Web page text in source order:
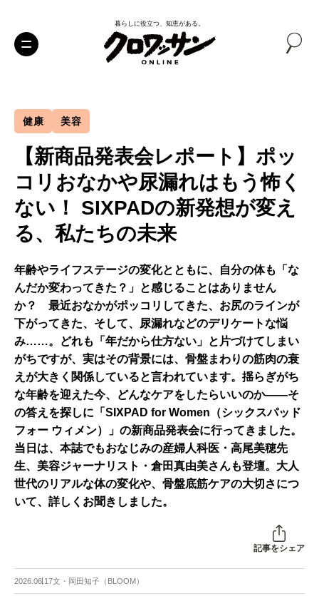
暮らしに役立つ、知恵がある。
健康 美容
【新商品発表会レポート】ポッ
コリおなかや尿漏れはもう怖く
ない！ SIXPADの新発想が変え
る、私たちの未来
年齢やライフステージの変化とともに、自分の体も「な
んだか変わってきた？」と感じることはありません
か？ 最近おなかがポッコリしてきた、お尻のラインが
下がってきた、そして、尿漏れなどのデリケートな悩
み……。どれも「年だから仕方ない」と片づけてしまい
がちですが、実はその背景には、骨盤まわりの筋肉の衰
えが大きく関係していると言われています。揺らぎがち
な年齢を迎えた今、どんなケアをしたらいいのか――そ
の答えを探しに「SIXPAD for Women（シックスパッド
フォー ウィメン）」の新商品発表会に行ってきました。
当日は、本誌でもおなじみの産婦人科医・高尾美穂先
生、美容ジャーナリスト・倉田真由美さんも登壇。大人
世代のリアルな体の変化や、骨盤底筋ケアの大切さにつ
いて、詳しくお聞きしました。
記事をシェア
2026.06.17文・岡田知子（BLOOM）